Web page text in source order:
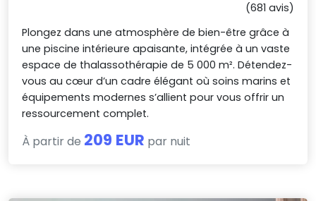
(681 avis)
Plongez dans une atmosphère de bien-être grâce à
une piscine intérieure apaisante, intégrée à un vaste
espace de thalassothérapie de 5 000 m². Détendez-
vous au cœur d’un cadre élégant où soins marins et
équipements modernes s’allient pour vous offrir un
ressourcement complet.
À partir de 209 EUR par nuit